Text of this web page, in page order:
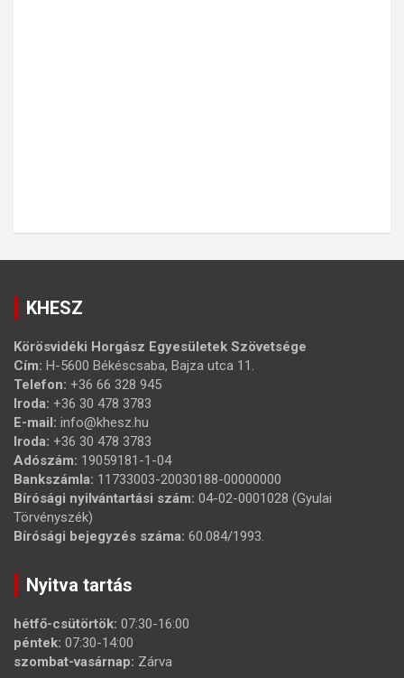
KHESZ
Körösvidéki Horgász Egyesületek Szövetsége
Cím: H-5600 Békéscsaba, Bajza utca 11.
Telefon: +36 66 328 945
Iroda: +36 30 478 3783
E-mail: info@khesz.hu
Iroda: +36 30 478 3783
Adószám: 19059181-1-04
Bankszámla: 11733003-20030188-00000000
Bírósági nyilvántartási szám: 04-02-0001028 (Gyulai
Törvényszék)
Bírósági bejegyzés száma: 60.084/1993.
Nyitva tartás
hétfő-csütörtök: 07:30-16:00
péntek: 07:30-14:00
szombat-vasárnap: Zárva